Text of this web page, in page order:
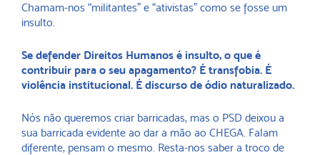
Chamam-nos “militantes” e “ativistas” como se fosse um
insulto.
Se defender Direitos Humanos é insulto, o que é
contribuir para o seu apagamento? É transfobia. É
violência institucional. É discurso de ódio naturalizado.
Nós não queremos criar barricadas, mas o PSD deixou a
sua barricada evidente ao dar a mão ao CHEGA. Falam
diferente, pensam o mesmo. Resta-nos saber a troco de